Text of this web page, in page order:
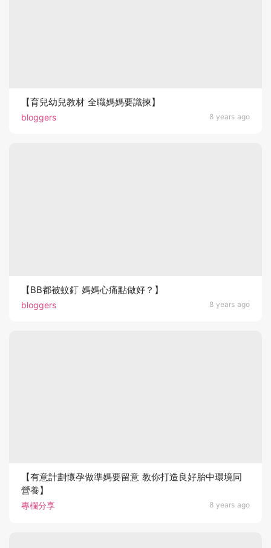
bloggers 8 years ago
【育兒幼兒教材 全職媽媽要識揀】
bloggers 8 years ago
【BB都被蚊釘 媽媽心痛點做好？】
專欄分享 8 years ago
【有意計劃懷孕做準媽要留意 教你打造良好胎中環境同
營養】